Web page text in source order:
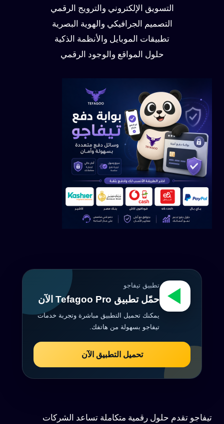
التسويق الإلكتروني والترويج الرقمي
التصميم الجرافيكي والهوية البصرية
تطبيقات الموبايل والأنظمة الذكية
حلول المواقع والوجود الرقمي
تطبيق تيفاجو
حمّل تطبيق Tefagoo Pro الآن
يمكنك تحميل التطبيق مباشرة وتجربة خدمات
تيفاجو بسهولة من هاتفك.
تحميل التطبيق الآن
تيفاجو تقدم حلول رقمية متكاملة تساعد الشركات